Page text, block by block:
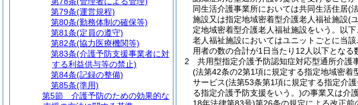
同生活介護事業所においては共同生活住居(
施設又は指定地域密着型介護老人福祉施設(
定地域密着型介護老人福祉施設をいう。以
老人福祉施設においてはユニットごとに当
用者の数の合計が1日当たり12人以下となる
2
共用型指定介護予防認知症対応型通所介護
(法第42条の2第1項に規定する指定地域密着
サービス(法第53条第1項に規定する指定介
る指定介護予防支援をいう。)の事業又は介
第79条(運営規程)
第80条(勤務体制の確保等)
第81条(定員の遵守)
第82条(協力医療機関等)
第83条(介護予防支援事業者に対
する利益供与等の禁止)
第84条(記録の整備)
第85条(準用)
第5節
介護予防のための効果的な